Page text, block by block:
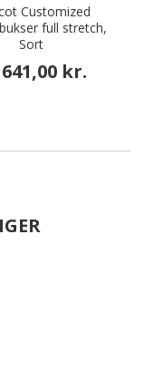
Customized
full stretch,
Sort
641,00 kr.